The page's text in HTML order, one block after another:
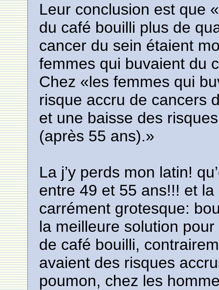
Leur conclusion est que
du café bouilli plus de
cancer du sein étaient
femmes qui buvaient du
Chez «les femmes qui
risque accru de cancers
et une baisse des
(après 55 ans).»
La j’y perds mon latin!
entre 49 et 55 ans!!! et
carrément grotesque:
la meilleure solution
de café bouilli,
avaient des risques
poumon, chez les